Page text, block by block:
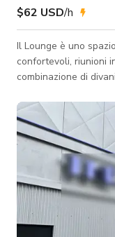
$62 USD/h
Il Lounge è uno
confortevoli, riunioni
combinazione di
e piccoli ricevimenti.
spazio per socializzare.